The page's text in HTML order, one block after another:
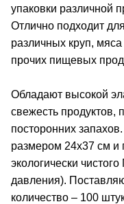
упаковки различной
Отлично подходит
различных круп,
прочих пищевых
Обладают высокой
свежесть продуктов,
посторонних
размером 24х37 см и
экологически
давления).
количество – 100